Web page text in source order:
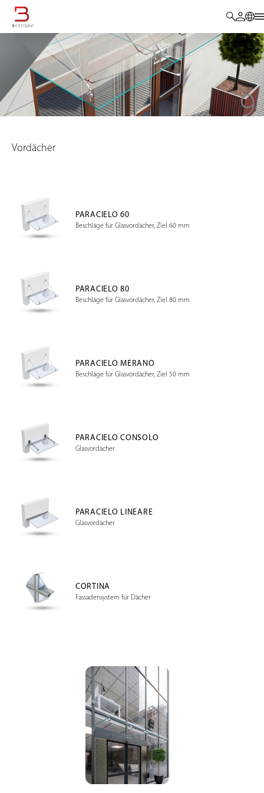
Vordächer
PARACIELO 60
Beschläge für Glasvordächer, Ziel 60 mm
PARACIELO 80
Beschläge für Glasvordächer, Ziel 80 mm
PARACIELO MERANO
Beschläge für Glasvordächer, Ziel 50 mm
PARACIELO CONSOLO
Glasvordächer
PARACIELO LINEARE
Glasvordächer
CORTINA
Fassadensystem für Dächer